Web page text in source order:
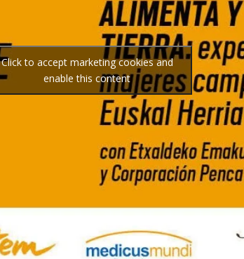
Click to accept marketing cookies and
enable this content